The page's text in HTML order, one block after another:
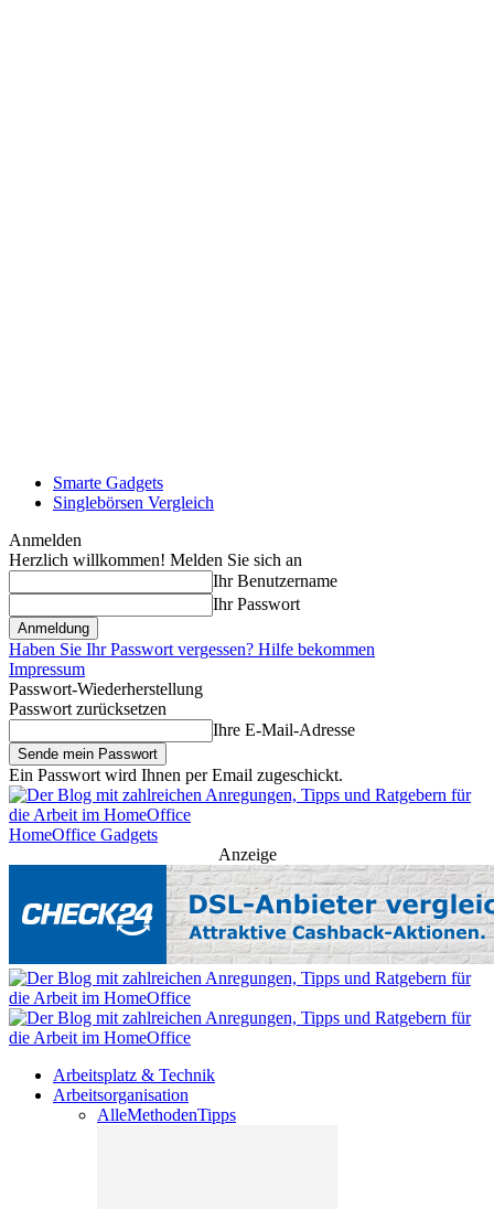
Smarte Gadgets
Singlebörsen Vergleich
Anmelden
Herzlich willkommen! Melden Sie sich an
Ihr Benutzername
Ihr Passwort
Haben Sie Ihr Passwort vergessen? Hilfe bekommen
Impressum
Passwort-Wiederherstellung
Passwort zurücksetzen
Ihre E-Mail-Adresse
Ein Passwort wird Ihnen per Email zugeschickt.
HomeOffice Gadgets
Anzeige
Arbeitsplatz & Technik
Arbeitsorganisation
AlleMethodenTipps